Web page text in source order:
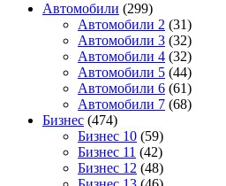
Автомобили (299)
Автомобили 2 (31)
Автомобили 3 (32)
Автомобили 4 (32)
Автомобили 5 (44)
Автомобили 6 (61)
Автомобили 7 (68)
Бизнес (474)
Бизнес 10 (59)
Бизнес 11 (42)
Бизнес 12 (48)